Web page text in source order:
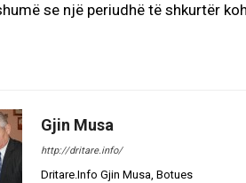
se një periudhë të shkurtër
Gjin Musa
http://dritare.info/
Dritare.Info Gjin Musa, Botues